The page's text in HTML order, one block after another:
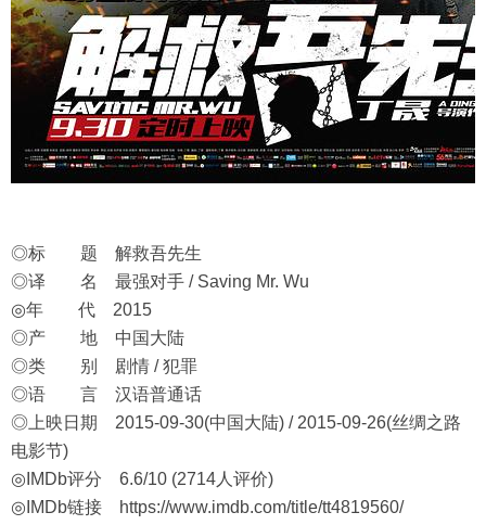
◎标 题 解救吾先生
◎译 名 最强对手 / Saving Mr. Wu
◎年 代 2015
◎产 地 中国大陆
◎类 别 剧情 / 犯罪
◎语 言 汉语普通话
◎上映日期 2015-09-30(中国大陆) / 2015-09-26(丝绸之路
电影节)
◎IMDb评分 6.6/10 (2714人评价)
◎IMDb链接
https://www.imdb.com/title/tt4819560/